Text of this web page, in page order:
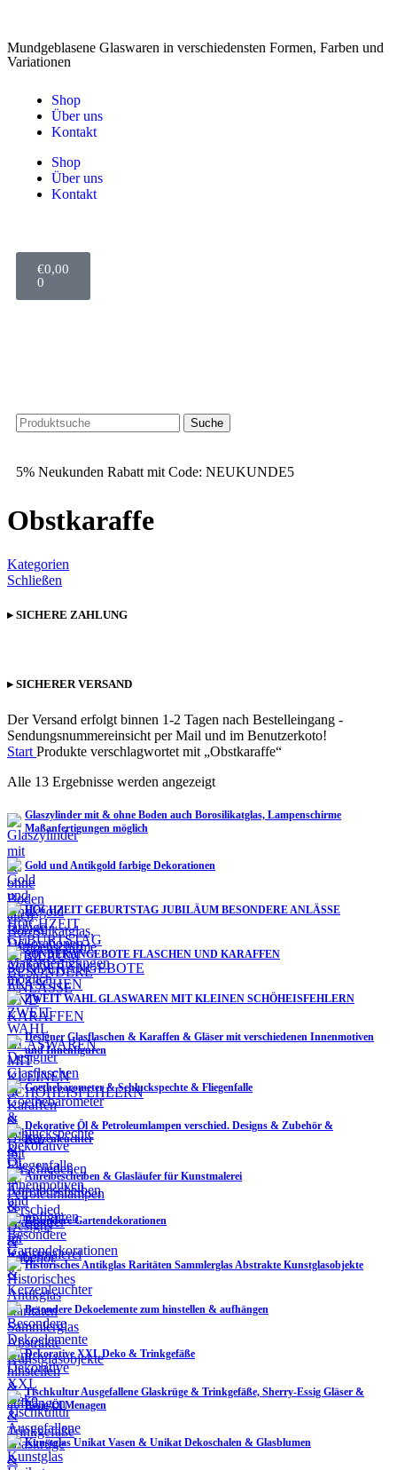
Mundgeblasene Glaswaren in verschiedensten Formen, Farben und
Variationen
Shop
Über uns
Kontakt
Shop
Über uns
Kontakt
€0,00
0
Suche
5% Neukunden Rabatt mit Code: NEUKUNDE5
Obstkaraffe
Kategorien
Schließen
▸ SICHERE ZAHLUNG
▸ SICHERER VERSAND
Der Versand erfolgt binnen 1-2 Tagen nach Bestelleingang -
Sendungsnummereinsicht per Mail und im Benutzerkoto!
Start Produkte verschlagwortet mit „Obstkaraffe“
Alle 13 Ergebnisse werden angezeigt
Glaszylinder mit & ohne Boden auch Borosilikatglas, Lampenschirme
Maßanfertigungen möglich
Gold und Antikgold farbige Dekorationen
HOCHZEIT GEBURTSTAG JUBILÄUM BESONDERE ANLÄSSE
SONDERANGEBOTE FLASCHEN UND KARAFFEN
ZWEIT WAHL GLASWAREN MIT KLEINEN SCHÖHEISFEHLERN
Designer Glasflaschen & Karaffen & Gläser mit verschiedenen Innenmotiven
und Innenfiguren
Goethebarometer & Schluckspechte & Fliegenfalle
Dekorative Öl & Petroleumlampen verschied. Designs & Zubehör &
Kerzenleuchter
Anreibescheiben & Glasläufer für Kunstmalerei
Besondere Gartendekorationen
Historisches Antikglas Raritäten Sammlerglas Abstrakte Kunstglasobjekte
Besondere Dekoelemente zum hinstellen & aufhängen
Dekorative XXL Deko & Trinkgefäße
Tischkultur Ausgefallene Glaskrüge & Trinkgefäße, Sherry-Essig Gläser &
Essig/Öl Menagen
Kunstglas Unikat Vasen & Unikat Dekoschalen & Glasblumen